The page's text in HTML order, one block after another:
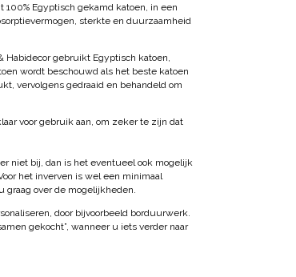
Egyptisch gekamd katoen, in een
sterkte en duurzaamheid
Habidecor gebruikt Egyptisch katoen,
wordt beschouwd als het beste katoen
vervolgens gedraaid en behandeld om
voor gebruik aan, om zeker te zijn dat
niet bij, dan is het eventueel ook mogelijk
het inverven is wel een minimaal
graag over de mogelijkheden.
door bijvoorbeeld borduurwerk.
gekocht”, wanneer u iets verder naar